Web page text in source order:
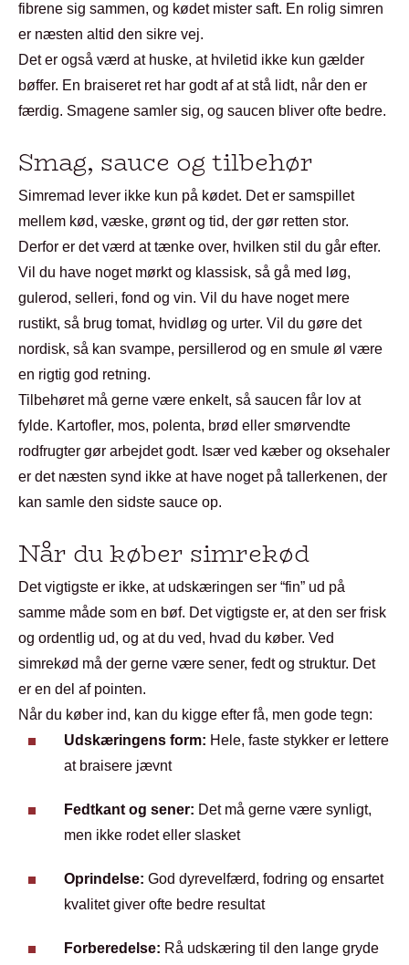
fibrene sig sammen, og kødet mister saft. En rolig simren
er næsten altid den sikre vej.
Det er også værd at huske, at hviletid ikke kun gælder
bøffer. En braiseret ret har godt af at stå lidt, når den er
færdig. Smagene samler sig, og saucen bliver ofte bedre.
Smag, sauce og tilbehør
Simremad lever ikke kun på kødet. Det er samspillet
mellem kød, væske, grønt og tid, der gør retten stor.
Derfor er det værd at tænke over, hvilken stil du går efter.
Vil du have noget mørkt og klassisk, så gå med løg,
gulerod, selleri, fond og vin. Vil du have noget mere
rustikt, så brug tomat, hvidløg og urter. Vil du gøre det
nordisk, så kan svampe, persillerod og en smule øl være
en rigtig god retning.
Tilbehøret må gerne være enkelt, så saucen får lov at
fylde. Kartofler, mos, polenta, brød eller smørvendte
rodfrugter gør arbejdet godt. Især ved kæber og oksehaler
er det næsten synd ikke at have noget på tallerkenen, der
kan samle den sidste sauce op.
Når du køber simrekød
Det vigtigste er ikke, at udskæringen ser “fin” ud på
samme måde som en bøf. Det vigtigste er, at den ser frisk
og ordentlig ud, og at du ved, hvad du køber. Ved
simrekød må der gerne være sener, fedt og struktur. Det
er en del af pointen.
Når du køber ind, kan du kigge efter få, men gode tegn:
Udskæringens form: Hele, faste stykker er lettere
at braisere jævnt
Fedtkant og sener: Det må gerne være synligt,
men ikke rodet eller slasket
Oprindelse: God dyrevelfærd, fodring og ensartet
kvalitet giver ofte bedre resultat
Forberedelse: Rå udskæring til den lange gryde